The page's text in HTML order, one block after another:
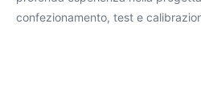
confezionamento, test e